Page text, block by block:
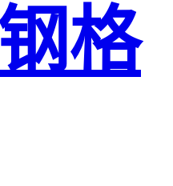
格